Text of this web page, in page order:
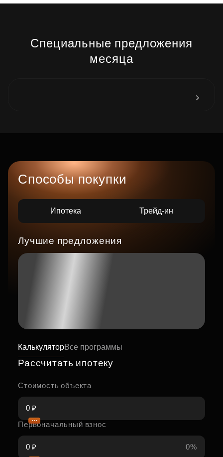
Специальные предложения
месяца
Способы покупки
Ипотека Трейд-ин
Лучшие предложения
КалькуляторВсе программы
Рассчитать ипотеку
Стоимость объекта
Первоначальный взнос
0%